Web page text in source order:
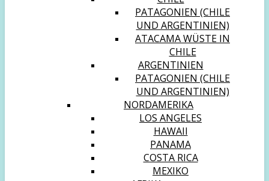
PATAGONIEN (CHILE
UND ARGENTINIEN)
ATACAMA WÜSTE IN
CHILE
ARGENTINIEN
PATAGONIEN (CHILE
UND ARGENTINIEN)
NORDAMERIKA
LOS ANGELES
HAWAII
PANAMA
COSTA RICA
MEXIKO